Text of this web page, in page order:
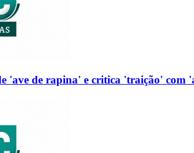
'ave de rapina' e critica 'traição' com